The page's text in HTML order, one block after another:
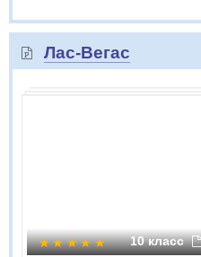
Лас-Вегас
10 класс